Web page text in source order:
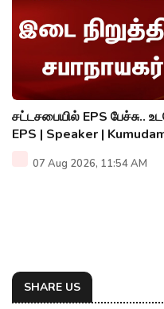
சட்டசபையில் EPS பேச்சு..
EPS | Speaker |
07 Aug 2026, 11:54 AM
SHARE US